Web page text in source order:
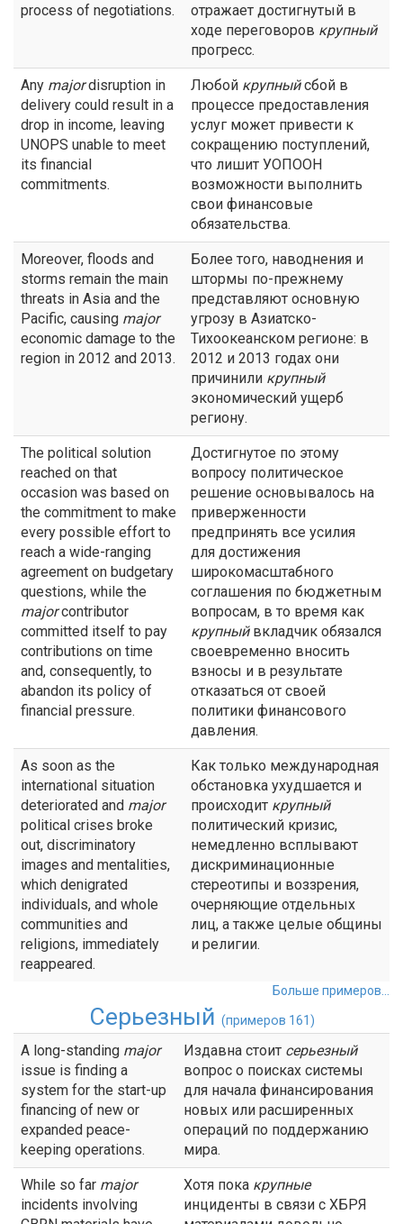
process of negotiations.
отражает достигнутый в
ходе переговоров крупный
прогресс.
Any majordisruption in
delivery could result in a
drop in income, leaving
UNOPS unable to meet
its financial
commitments.
Любой крупныйсбой в
процессе предоставления
услуг может привести к
сокращению поступлений,
что лишит УОПООН
возможности выполнить
свои финансовые
обязательства.
Moreover, floods and
storms remain the main
threats in Asia and the
Pacific, causing major
economic damage to the
region in 2012 and 2013.
Более того, наводнения и
штормы по-прежнему
представляют основную
угрозу в Азиатско-
Тихоокеанском регионе: в
2012 и 2013 годах они
причинили крупный
экономический ущерб
региону.
The political solution
reached on that
occasion was based on
the commitment to make
every possible effort to
reach a wide-ranging
agreement on budgetary
questions, while the
majorcontributor
committed itself to pay
contributions on time
and, consequently, to
abandon its policy of
financial pressure.
Достигнутое по этому
вопросу политическое
решение основывалось на
приверженности
предпринять все усилия
для достижения
широкомасштабного
соглашения по бюджетным
вопросам, в то время как
крупныйвкладчик обязался
своевременно вносить
взносы и в результате
отказаться от своей
политики финансового
давления.
As soon as the
international situation
deteriorated and major
political crises broke
out, discriminatory
images and mentalities,
which denigrated
individuals, and whole
communities and
religions, immediately
reappeared.
Как только международная
обстановка ухудшается и
происходит крупный
политический кризис,
немедленно всплывают
дискриминационные
стереотипы и воззрения,
очерняющие отдельных
лиц, а также целые общины
и религии.
Больше примеров...
Серьезный (примеров 161)
A long-standing major
issue is finding a
system for the start-up
financing of new or
expanded peace-
keeping operations.
Издавна стоит серьезный
вопрос о поисках системы
для начала финансирования
новых или расширенных
операций по поддержанию
мира.
While so far major
incidents involving
Хотя пока крупные
инциденты в связи с ХБРЯ